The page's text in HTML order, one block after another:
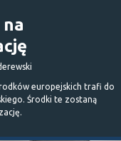
europejskich trafi do
Środki te zostaną